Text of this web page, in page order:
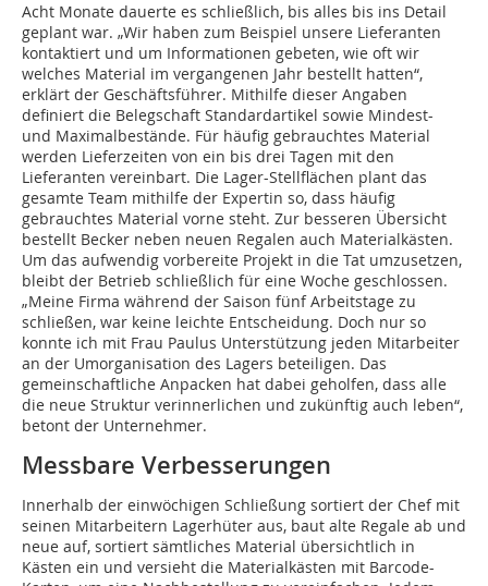
Acht Monate dauerte es schließlich, bis alles bis ins Detail
geplant war. „Wir haben zum Beispiel unsere Lieferanten
kontaktiert und um Informationen gebeten, wie oft wir
welches Material im vergangenen Jahr bestellt hatten“,
erklärt der Geschäftsführer. Mithilfe dieser Angaben
definiert die Belegschaft Standardartikel sowie Mindest-
und Maximalbestände. Für häufig gebrauchtes Material
werden Lieferzeiten von ein bis drei Tagen mit den
Lieferanten vereinbart. Die Lager-Stellflächen plant das
gesamte Team mithilfe der Expertin so, dass häufig
gebrauchtes Material vorne steht. Zur besseren Übersicht
bestellt Becker neben neuen Regalen auch Materialkästen.
Um das aufwendig vorbereite Projekt in die Tat umzusetzen,
bleibt der Betrieb schließlich für eine Woche geschlossen.
„Meine Firma während der Saison fünf Arbeitstage zu
schließen, war keine leichte Entscheidung. Doch nur so
konnte ich mit Frau Paulus Unterstützung jeden Mitarbeiter
an der Umorganisation des Lagers beteiligen. Das
gemeinschaftliche Anpacken hat dabei geholfen, dass alle
die neue Struktur verinnerlichen und zukünftig auch leben“,
betont der Unternehmer.
Messbare Verbesserungen
Innerhalb der einwöchigen Schließung sortiert der Chef mit
seinen Mitarbeitern Lagerhüter aus, baut alte Regale ab und
neue auf, sortiert sämtliches Material übersichtlich in
Kästen ein und versieht die Materialkästen mit Barcode-